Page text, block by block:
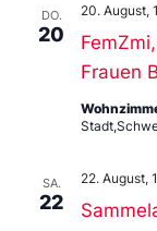
DO.
20
Frauen
20. August,
SA.
22
22. August,